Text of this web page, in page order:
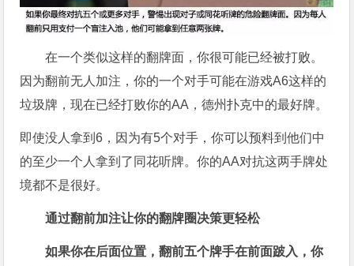
在一个类似这样的翻牌面，你很可能已经被打败。
因为翻前无人加注，你的一个对手可能在游戏A6这样的
垃圾牌，现在已经打败你的AA，德州扑克中的最好牌。
即使没人拿到6，因为有5个对手，你可以预料到他们中
的至少一个人拿到了同花听牌。你的AA对抗这两手牌处
境都不是很好。
通过翻前加注让你的翻牌圈决策更轻松
如果你在后面位置，翻前五个牌手在前面跛入，你